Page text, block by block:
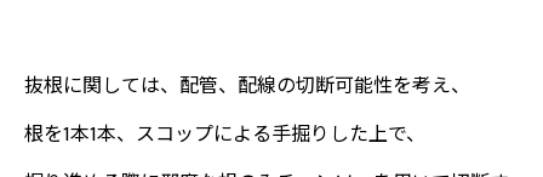
抜根に関しては、配管、配線の切断可能性を考え、
根を1本1本、スコップによる手掘りした上で、